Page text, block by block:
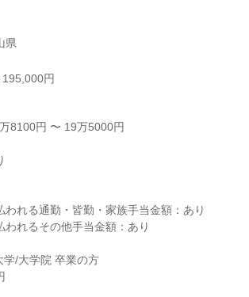
県
円
8100円 〜 19万5000円
われる通勤・皆勤・家族手当金額：あり
われるその他手当金額：あり
学/大学院 卒業の方